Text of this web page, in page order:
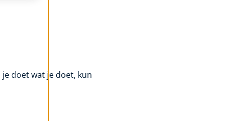
doet wat je doet, kun